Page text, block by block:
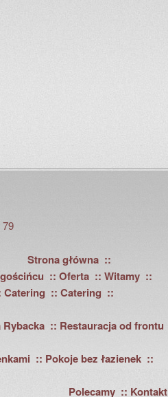
79
Strona główna
Oferta
Witamy
Catering
Catering
Rybacka
Restauracja od frontu
Pokoje bez łazienek
Polecamy Kontakt